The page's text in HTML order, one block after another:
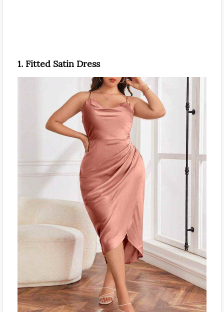
1. Fitted Satin Dress